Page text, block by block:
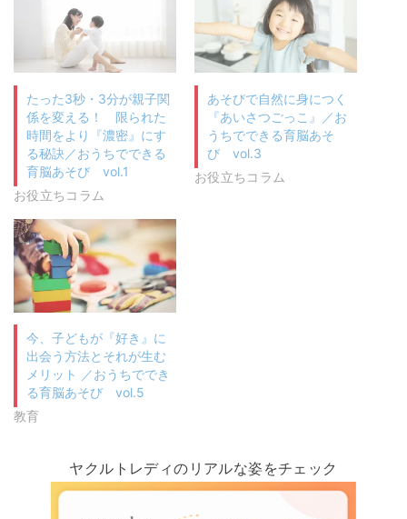
たった3秒・3分が親子関
係を変える！ 限られた
時間をより『濃密』にす
る秘訣／おうちでできる
育脳あそび vol.1
お役立ちコラム
あそびで自然に身につく
『あいさつごっこ』／お
うちでできる育脳あそ
び vol.3
お役立ちコラム
今、子どもが『好き』に
出会う方法とそれが生む
メリット ／おうちででき
る育脳あそび vol.5
教育
ヤクルトレディのリアルな姿をチェック